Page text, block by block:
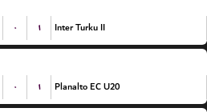
۰ ۱ Inter Turku II
۰ ۱ Planalto EC U20